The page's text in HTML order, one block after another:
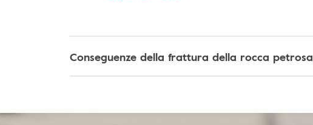
Conseguenze della frattura della rocca petrosa